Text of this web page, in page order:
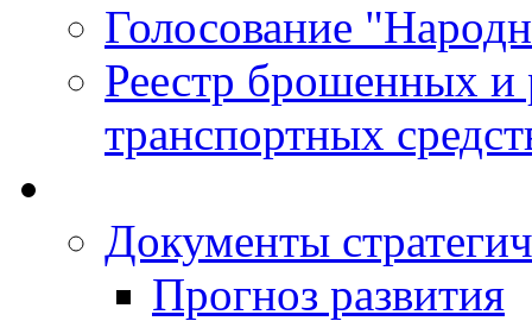
Голосование
Реестр брошенных и
транспортных
Документы
Прогноз развития